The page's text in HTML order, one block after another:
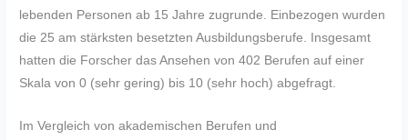
lebenden Personen ab 15 Jahre zugrunde. Einbezogen wurden
die 25 am stärksten besetzten Ausbildungsberufe. Insgesamt
hatten die Forscher das Ansehen von 402 Berufen auf einer
Skala von 0 (sehr gering) bis 10 (sehr hoch) abgefragt.
Im Vergleich von akademischen Berufen und